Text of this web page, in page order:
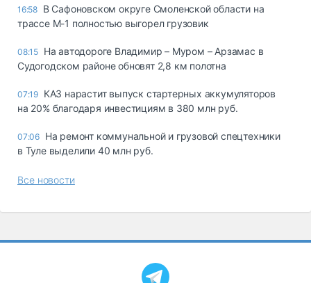
16:58 В Сафоновском округе Смоленской области на
трассе М-1 полностью выгорел грузовик
08:15 На автодороге Владимир – Муром – Арзамас в
Судогодском районе обновят 2,8 км полотна
07:19 КАЗ нарастит выпуск стартерных аккумуляторов
на 20% благодаря инвестициям в 380 млн руб.
07:06 На ремонт коммунальной и грузовой спецтехники
в Туле выделили 40 млн руб.
Все новости